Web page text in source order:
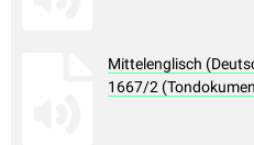
Mittelenglisch
1667/2